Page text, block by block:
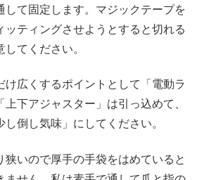
して固定します。マジックテープを
ッティングさせようとすると切れる
てください。
け広くするポイントとして「電動ラ
下アジャスター」は引っ込めて、
し倒し気味」にしてください。
狭いので厚手の手袋をはめていると